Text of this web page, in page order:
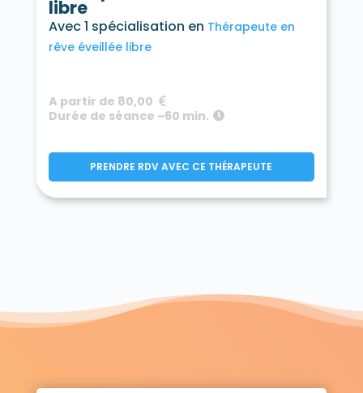
libre
Avec 1 spécialisation en Thérapeute en
rêve éveillée libre
A partir de 80,00
Durée de séance ~60 min.
PRENDRE RDV AVEC CE THÉRAPEUTE